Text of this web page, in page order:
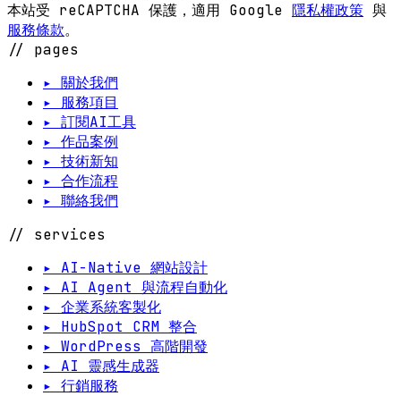
本站受 reCAPTCHA 保護，適用 Google 隱私權政策 與
服務條款。
// pages
▸ 關於我們
▸ 服務項目
▸ 訂閱AI工具
▸ 作品案例
▸ 技術新知
▸ 合作流程
▸ 聯絡我們
// services
▸ AI-Native 網站設計
▸ AI Agent 與流程自動化
▸ 企業系統客製化
▸ HubSpot CRM 整合
▸ WordPress 高階開發
▸ AI 靈感生成器
▸ 行銷服務